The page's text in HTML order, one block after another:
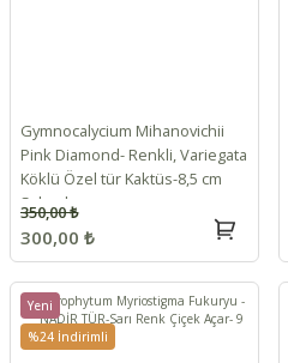
Gymnocalycium Mihanovichii
Pink Diamond- Renkli, Variegata
Köklü Özel tür Kaktüs-8,5 cm
Saksıda
300,00 ₺
350,00 ₺
Yeni
%24 İndirimli